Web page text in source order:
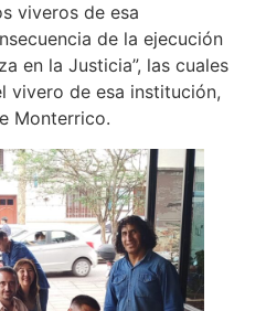
viveros de esa
de la ejecución
en la Justicia”, las cuales
vivero de esa institución,
Monterrico.